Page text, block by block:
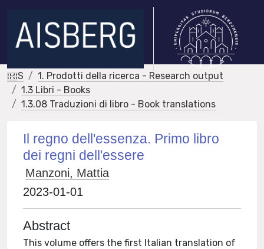
IRIS
1. Prodotti della ricerca - Research output
1.3 Libri - Books
1.3.08 Traduzioni di libro - Book translations
Il regno dell'essenza. Primo libro
dei regni dell'essere
Manzoni, Mattia
2023-01-01
Abstract
This volume offers the first Italian translation of